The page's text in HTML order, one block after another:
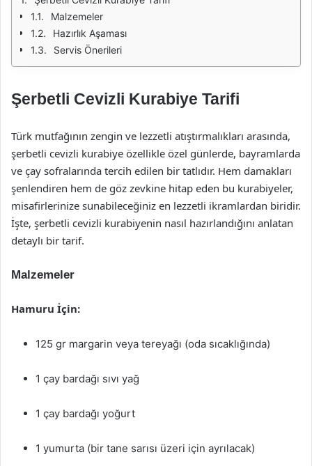
Malzemeler
Hazırlık Aşaması
Servis Önerileri
Şerbetli Cevizli Kurabiye Tarifi
Türk mutfağının zengin ve lezzetli atıştırmalıkları arasında,
şerbetli cevizli kurabiye özellikle özel günlerde, bayramlarda
ve çay sofralarında tercih edilen bir tatlıdır. Hem damakları
şenlendiren hem de göz zevkine hitap eden bu kurabiyeler,
misafirlerinize sunabileceğiniz en lezzetli ikramlardan biridir.
İşte, şerbetli cevizli kurabiyenin nasıl hazırlandığını anlatan
detaylı bir tarif.
Malzemeler
Hamuru İçin:
125 gr margarin veya tereyağı (oda sıcaklığında)
1 çay bardağı sıvı yağ
1 çay bardağı yoğurt
1 yumurta (bir tane sarısı üzeri için ayrılacak)